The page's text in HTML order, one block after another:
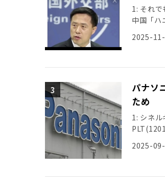
1: それ
中国「ハ
2025-
パナソ
ため
1: シネ
2025-